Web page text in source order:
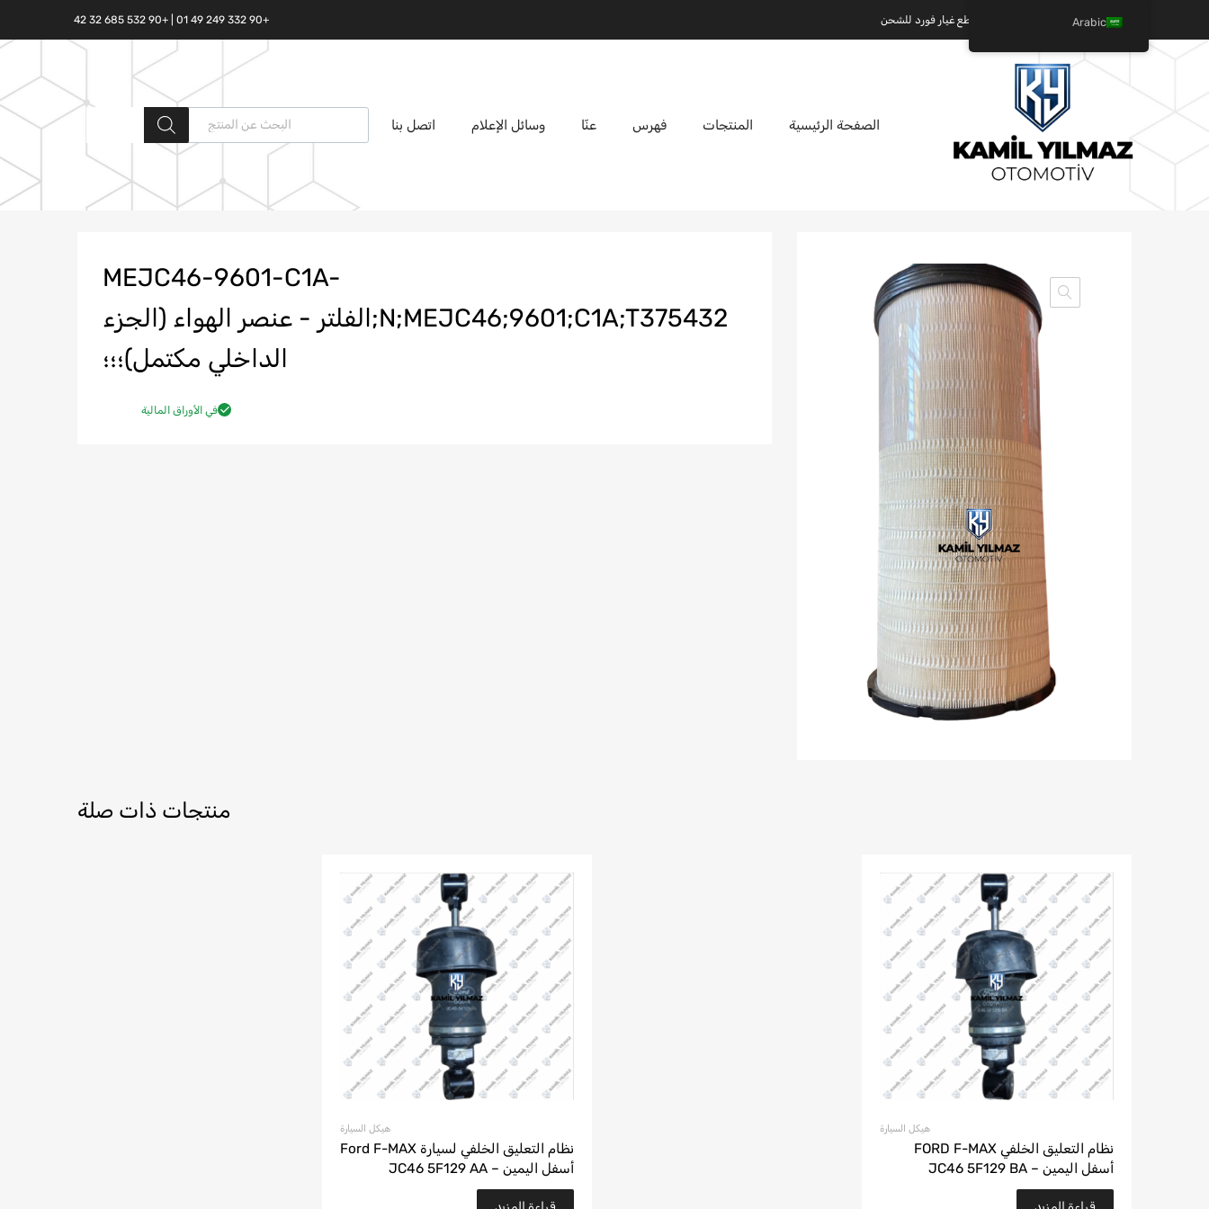
كميل يلماز للسيارات - عالم قطع غيار فورد للشحن +90 332 249 49 01 | +90 532 685 32 42
الصفحة الرئيسية المنتجات فهرس عنّا وسائل الإعلام اتصل بنا
البحث المنتجات
MEJC46-9601-C1A-
N;MEJC46;9601;C1A;T375432;الفلتر - عنصر الهواء (الجزء
الداخلي مكتمل)؛؛؛
في الأوراق المالية
منتجات ذات صلة
هيكل السيارة
نظام التعليق الخلفي FORD F-MAX
أسفل اليمين – JC46 5F129 BA
هيكل السيارة
نظام التعليق الخلفي لسيارة Ford F-MAX
أسفل اليمين – JC46 5F129 AA
Arabic